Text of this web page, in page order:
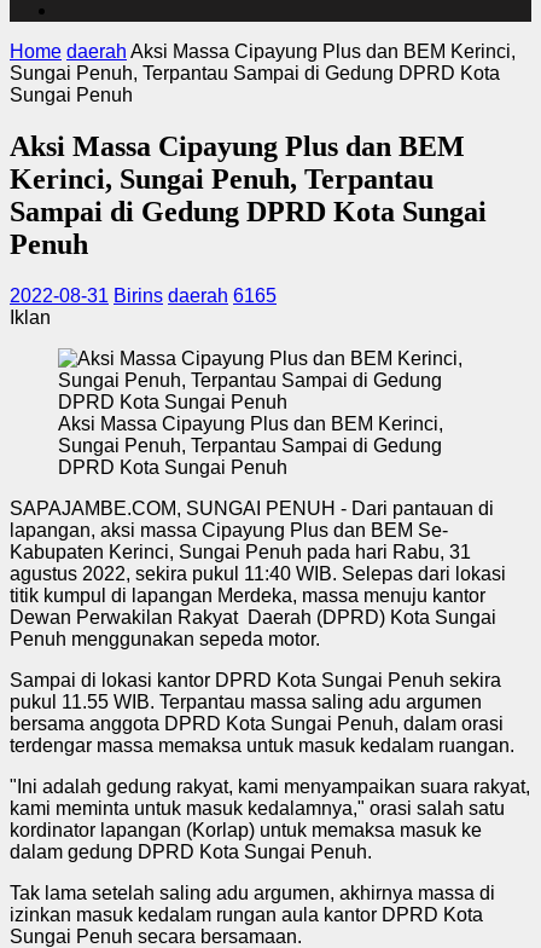
Home daerah Aksi Massa Cipayung Plus dan BEM Kerinci,
Sungai Penuh, Terpantau Sampai di Gedung DPRD Kota
Sungai Penuh
Aksi Massa Cipayung Plus dan BEM
Kerinci, Sungai Penuh, Terpantau
Sampai di Gedung DPRD Kota Sungai
Penuh
2022-08-31 Birins daerah 6165
Iklan
Aksi Massa Cipayung Plus dan BEM Kerinci,
Sungai Penuh, Terpantau Sampai di Gedung
DPRD Kota Sungai Penuh
SAPAJAMBE.COM, SUNGAI PENUH - Dari pantauan di
lapangan, aksi massa Cipayung Plus dan BEM Se-
Kabupaten Kerinci, Sungai Penuh pada hari Rabu, 31
agustus 2022, sekira pukul 11:40 WIB. Selepas dari lokasi
titik kumpul di lapangan Merdeka, massa menuju kantor
Dewan Perwakilan Rakyat Daerah (DPRD) Kota Sungai
Penuh menggunakan sepeda motor.
Sampai di lokasi kantor DPRD Kota Sungai Penuh sekira
pukul 11.55 WIB. Terpantau massa saling adu argumen
bersama anggota DPRD Kota Sungai Penuh, dalam orasi
terdengar massa memaksa untuk masuk kedalam ruangan.
"Ini adalah gedung rakyat, kami menyampaikan suara rakyat,
kami meminta untuk masuk kedalamnya," orasi salah satu
kordinator lapangan (Korlap) untuk memaksa masuk ke
dalam gedung DPRD Kota Sungai Penuh.
Tak lama setelah saling adu argumen, akhirnya massa di
izinkan masuk kedalam rungan aula kantor DPRD Kota
Sungai Penuh secara bersamaan.